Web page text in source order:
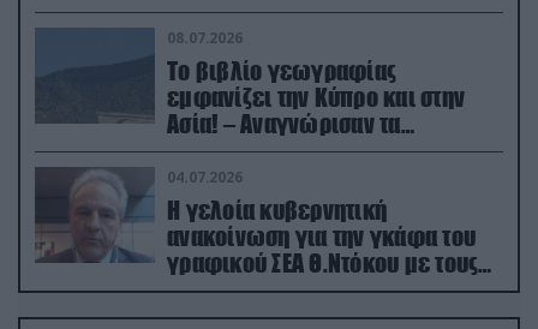
08.07.2026
Το βιβλίο γεωγραφίας
εμφανίζει την Κύπρο και στην
Ασία! – Αναγνώρισαν τα
κατεχόμενα; (φωτο)
04.07.2026
Η γελοία κυβερνητική
ανακοίνωση για την γκάφα του
γραφικού ΣΕΑ Θ.Ντόκου με τους
Ρώσους φαρσέρ